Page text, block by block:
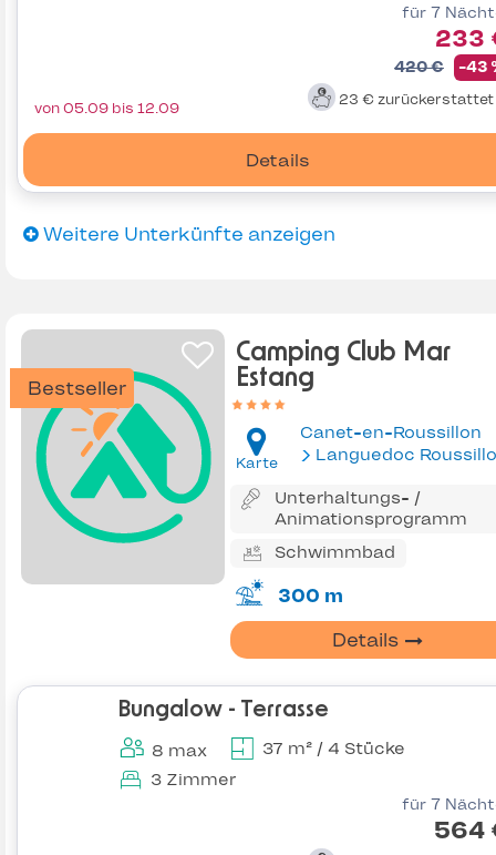
für 7
233
420 € -43
23 € zurückerstattet
Details
von 05.09 bis 12.09
Weitere Unterkünfte anzeigen
Bestseller
Camping Club Mar
Estang
Karte
Canet-en-Roussillon
Languedoc
Unterhaltungs- /
Animationsprogramm
Schwimmbad
300 m
Details
Bungalow - Terrasse
8 max
37 m² / 4 Stücke
3 Zimmer
für 7
564